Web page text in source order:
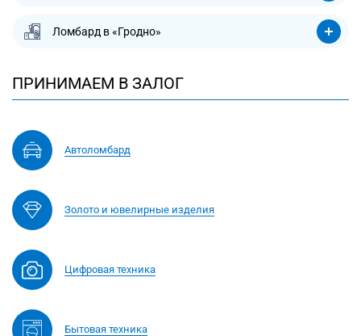
Ломбард в «Гродно»
ПРИНИМАЕМ В ЗАЛОГ
Автоломбард
Золото и ювелирные изделия
Цифровая техника
Бытовая техника